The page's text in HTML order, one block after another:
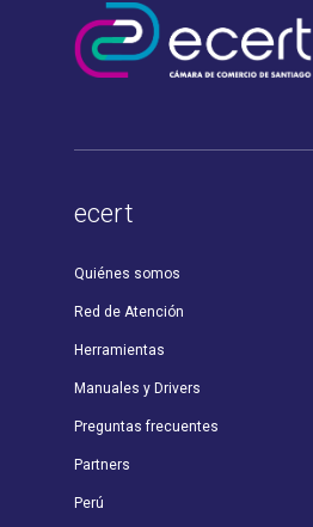
ecert
Quiénes somos
Red de Atención
Herramientas
Manuales y Drivers
Preguntas frecuentes
Partners
Perú